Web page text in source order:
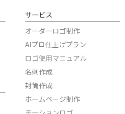
サービス
オーダーロゴ制作
AIプロ仕上げプラン
ロゴ使用マニュアル
名刺作成
封筒作成
ホームページ制作